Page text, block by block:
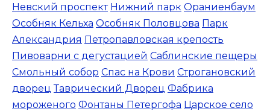
Невский проспект Нижний парк Ораниенбаум
Особняк Кельха Особняк Половцова Парк
Александрия Петропавловская крепость
Пивоварни с дегустацией Саблинские пещеры
Смольный собор Спас на Крови Строгановский
дворец Таврический Дворец Фабрика
мороженого Фонтаны Петергофа Царское село